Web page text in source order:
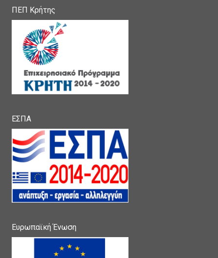
ΠΕΠ Κρήτης
ΕΣΠΑ
Ευρωπαϊκή Ένωση